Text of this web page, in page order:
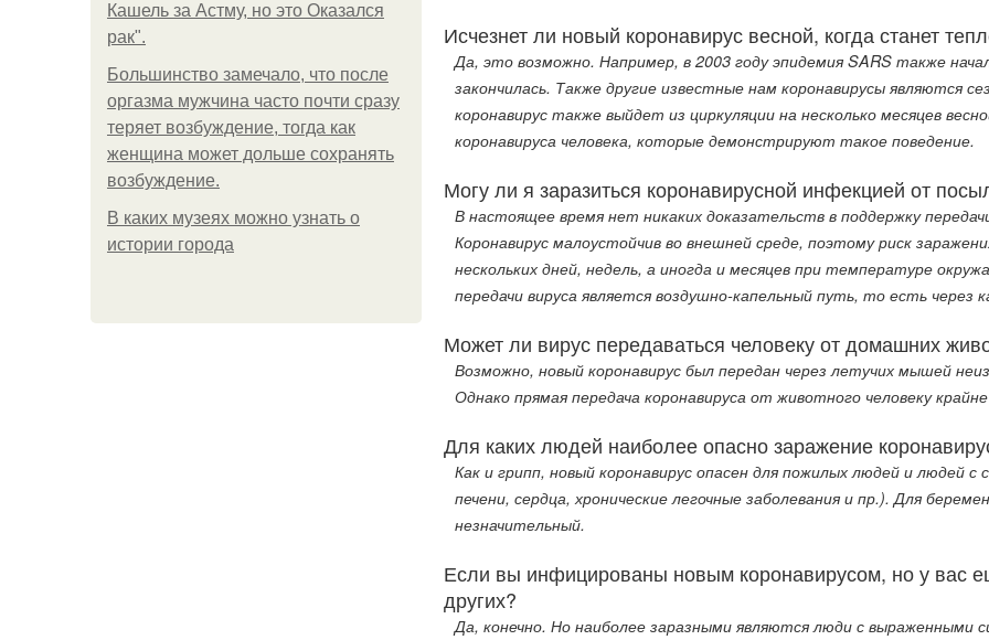
Кашель за Астму, но это Оказался
рак".
Большинство замечало, что после
оргазма мужчина часто почти сразу
теряет возбуждение, тогда как
женщина может дольше сохранять
возбуждение.
В каких музеях можно узнать о
истории города
Исчезнет ли новый коронавирус весной, когда станет
Да, это возможно. Например, в 2003 году эпидемия SARS также
закончилась. Также другие известные нам коронавирусы являются
коронавирус также выйдет из циркуляции на несколько месяцев
коронавируса человека, которые демонстрируют такое поведение.
Могу ли я заразиться коронавирусной инфекцией от
В настоящее время нет никаких доказательств в поддержку
Коронавирус малоустойчив во внешней среде, поэтому риск
нескольких дней, недель, а иногда и месяцев при температуре
передачи вируса является воздушно-капельный путь, то есть через
Может ли вирус передаваться человеку от домашних
Возможно, новый коронавирус был передан через летучих мышей
Однако прямая передача коронавируса от животного человеку
Для каких людей наиболее опасно заражение
Как и грипп, новый коронавирус опасен для пожилых людей и людей
печени, сердца, хронические легочные заболевания и пр.). Для
незначительный.
Если вы инфицированы новым коронавирусом, но у вас
других?
Да, конечно. Но наиболее заразными являются люди с